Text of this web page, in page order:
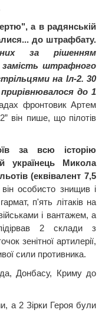
а в радянській
до штрафбату.
за рішенням
замість штрафного
на Іл-2. 30
до 1
фронтовик Артем
він пише, що пілотів
за всю історію
українець Микола
(еквівалент 7,5
особисто знищив і
п'ять літаків на
і вантажем, а
2 склади з
зенітної артилерії,
сили противника.
Донбасу, Криму до
а 2 Зірки Героя були